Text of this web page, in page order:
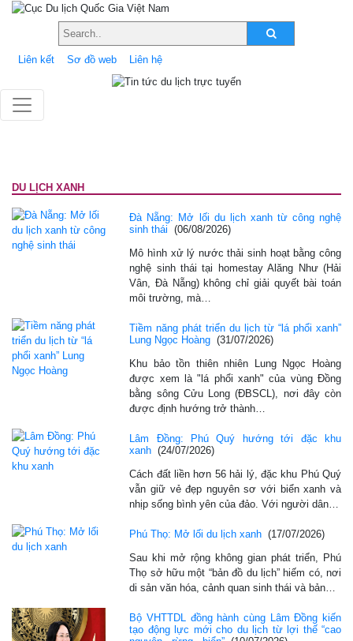
Liên kết Sơ đồ web Liên hệ
DU LỊCH XANH
Đà Nẵng: Mở lối du lịch xanh từ công nghệ
sinh thái
(06/08/2026)
Mô hình xử lý nước thải sinh hoạt bằng công
nghệ sinh thái tại homestay Alăng Như (Hải
Vân, Đà Nẵng) không chỉ giải quyết bài toán
môi trường, mà…
Tiềm năng phát triển du lịch từ “lá phổi xanh”
Lung Ngọc Hoàng (31/07/2026)
Khu bảo tồn thiên nhiên Lung Ngọc Hoàng
được xem là "lá phổi xanh" của vùng Đồng
bằng sông Cửu Long (ĐBSCL), nơi đây còn
được định hướng trở thành…
Lâm Đồng: Phú Quý hướng tới đặc khu
xanh (24/07/2026)
Cách đất liền hơn 56 hải lý, đặc khu Phú Quý
vẫn giữ vẻ đẹp nguyên sơ với biển xanh và
nhịp sống bình yên của đảo. Với người dân…
Phú Thọ: Mở lối du lịch xanh (17/07/2026)
Sau khi mở rộng không gian phát triển, Phú
Thọ sở hữu một “bản đồ du lịch” hiếm có, nơi
di sản văn hóa, cảnh quan sinh thái và bản…
Bộ VHTTDL đồng hành cùng Lâm Đồng kiến
tạo động lực mới cho du lịch từ lợi thế “cao